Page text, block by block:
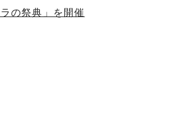
の祭典」を開催